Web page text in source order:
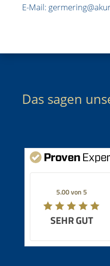
E-Mail:
Das sagen
5.00 von 5
SEHR GUT